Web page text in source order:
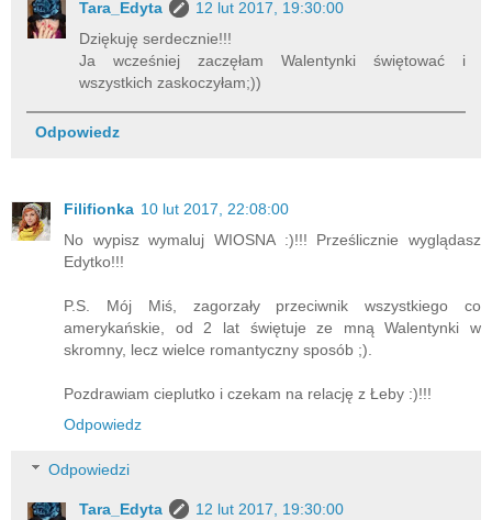
Tara_Edyta
12 lut 2017, 19:30:00
Dziękuję serdecznie!!!
Ja wcześniej zaczęłam Walentynki świętować i
wszystkich zaskoczyłam;))
Odpowiedz
Filifionka 10 lut 2017, 22:08:00
No wypisz wymaluj WIOSNA :)!!! Prześlicznie wyglądasz
Edytko!!!
P.S. Mój Miś, zagorzały przeciwnik wszystkiego co
amerykańskie, od 2 lat świętuje ze mną Walentynki w
skromny, lecz wielce romantyczny sposób ;).
Pozdrawiam cieplutko i czekam na relację z Łeby :)!!!
Odpowiedz
Odpowiedzi
Tara_Edyta
12 lut 2017, 19:30:00